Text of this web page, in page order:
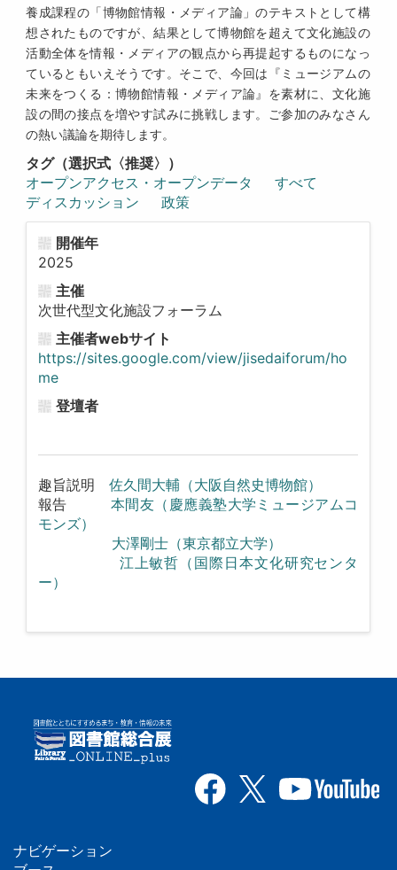
養成課程の「博物館情報・メディア論」のテキストとして構
想されたものですが、結果として博物館を超えて文化施設の
活動全体を情報・メディアの観点から再提起するものになっ
ているともいえそうです。そこで、今回は『ミュージアムの
未来をつくる：博物館情報・メディア論』を素材に、文化施
設の間の接点を増やす試みに挑戦します。ご参加のみなさん
の熱い議論を期待します。
タグ（選択式〈推奨〉）
オープンアクセス・オープンデータ
すべて
ディスカッション
政策
開催年
2025
主催
次世代型文化施設フォーラム
主催者webサイト
https://sites.google.com/view/jisedaiforum/ho
me
登壇者
趣旨説明 佐久間大輔（大阪自然史博物館）
報告 本間友（慶應義塾大学ミュージアムコ
モンズ）
大澤剛士（東京都立大学）
江上敏哲（国際日本文化研究センタ
ー）
ナビゲーション